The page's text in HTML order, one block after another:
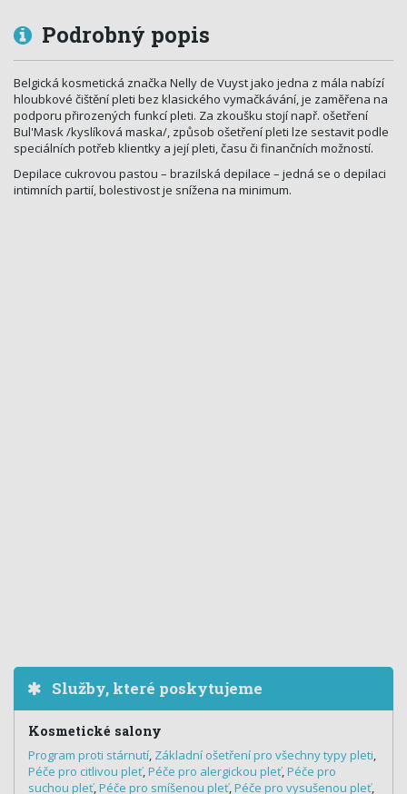
Podrobný popis
Belgická kosmetická značka Nelly de Vuyst jako jedna z mála nabízí
hloubkové čištění pleti bez klasického vymačkávání, je zaměřena na
podporu přirozených funkcí pleti. Za zkoušku stojí např. ošetření
Bul'Mask /kyslíková maska/, způsob ošetření pleti lze sestavit podle
speciálních potřeb klientky a její pleti, času či finančních možností.
Depilace cukrovou pastou – brazilská depilace – jedná se o depilaci
intimních partií, bolestivost je snížena na minimum.
Služby, které poskytujeme
Kosmetické salony
Program proti stárnutí, Základní ošetření pro všechny typy pleti,
Péče pro citlivou pleť,Péče pro alergickou pleť,Péče pro
suchou pleť,Péče pro smíšenou pleť,Péče pro vysušenou pleť,